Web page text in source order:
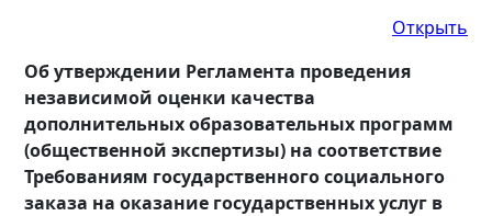
Открыть
Об утверждении Регламента проведения
независимой оценки качества
дополнительных образовательных программ
(общественной экспертизы) на соответствие
Требованиям государственного социального
заказа на оказание государственных услуг в